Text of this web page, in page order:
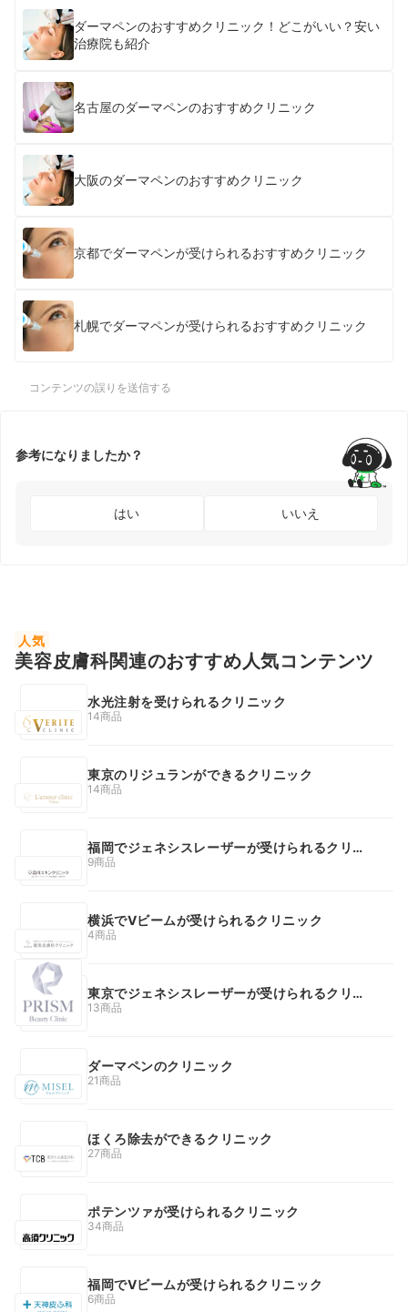
ダーマペンのおすすめクリニック！どこがいい？安い
治療院も紹介
名古屋のダーマペンのおすすめクリニック
大阪のダーマペンのおすすめクリニック
京都でダーマペンが受けられるおすすめクリニック
札幌でダーマペンが受けられるおすすめクリニック
コンテンツの誤りを送信する
参考になりましたか？
はい いいえ
人気
美容皮膚科関連のおすすめ人気コンテンツ
水光注射を受けられるクリニック
14商品
東京のリジュランができるクリニック
14商品
福岡でジェネシスレーザーが受けられるクリニ
ック
9商品
横浜でVビームが受けられるクリニック
4商品
東京でジェネシスレーザーが受けられるクリニ
ック
13商品
ダーマペンのクリニック
21商品
ほくろ除去ができるクリニック
27商品
ポテンツァが受けられるクリニック
34商品
福岡でVビームが受けられるクリニック
6商品